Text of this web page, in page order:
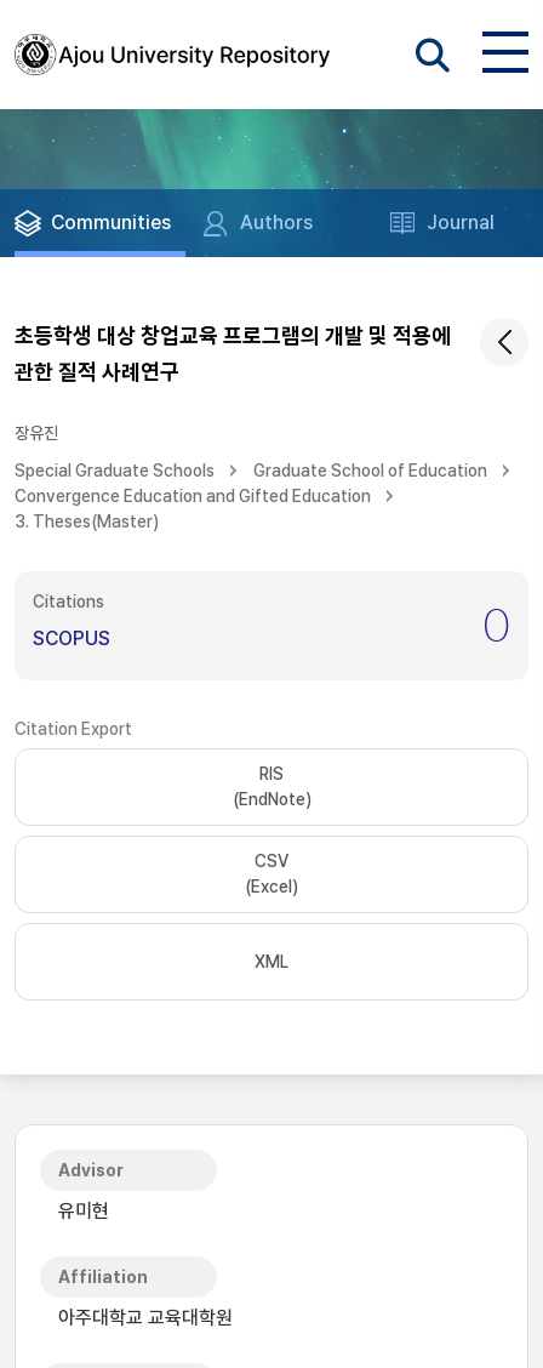
Communities Authors Journal
초등학생 대상 창업교육 프로그램의 개발 및 적용에
관한 질적 사례연구
장유진
Special Graduate Schools
Graduate School of Education
Convergence Education and Gifted Education
3. Theses(Master)
Citations
SCOPUS 0
Citation Export
RIS
(EndNote)
CSV
(Excel)
XML
Advisor
유미현
Affiliation
아주대학교 교육대학원